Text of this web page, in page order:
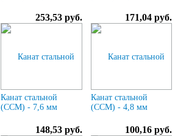
253,53 руб. 171,04 руб.
Канат стальной
(ССМ) - 7,6 мм
148,53 руб.
Канат стальной
(ССМ) - 4,8 мм
100,16 руб.